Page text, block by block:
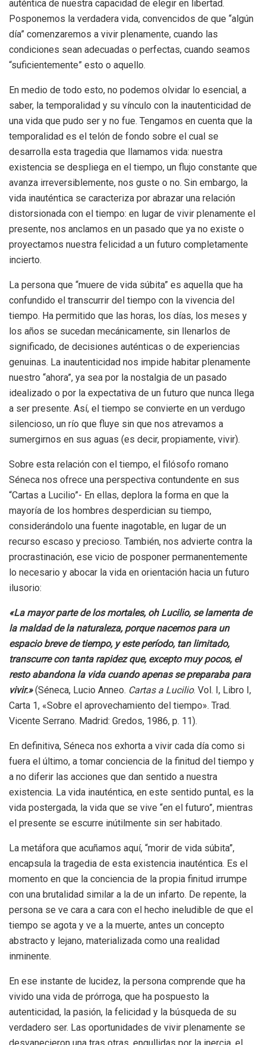
auténtica de nuestra capacidad de elegir en libertad.
Posponemos la verdadera vida, convencidos de que “algún
día” comenzaremos a vivir plenamente, cuando las
condiciones sean adecuadas o perfectas, cuando seamos
“suficientemente” esto o aquello.
En medio de todo esto, no podemos olvidar lo esencial, a
saber, la temporalidad y su vínculo con la inautenticidad de
una vida que pudo ser y no fue. Tengamos en cuenta que la
temporalidad es el telón de fondo sobre el cual se
desarrolla esta tragedia que llamamos vida: nuestra
existencia se despliega en el tiempo, un flujo constante que
avanza irreversiblemente, nos guste o no. Sin embargo, la
vida inauténtica se caracteriza por abrazar una relación
distorsionada con el tiempo: en lugar de vivir plenamente el
presente, nos anclamos en un pasado que ya no existe o
proyectamos nuestra felicidad a un futuro completamente
incierto.
La persona que “muere de vida súbita” es aquella que ha
confundido el transcurrir del tiempo con la vivencia del
tiempo. Ha permitido que las horas, los días, los meses y
los años se sucedan mecánicamente, sin llenarlos de
significado, de decisiones auténticas o de experiencias
genuinas. La inautenticidad nos impide habitar plenamente
nuestro “ahora”, ya sea por la nostalgia de un pasado
idealizado o por la expectativa de un futuro que nunca llega
a ser presente. Así, el tiempo se convierte en un verdugo
silencioso, un río que fluye sin que nos atrevamos a
sumergirnos en sus aguas (es decir, propiamente, vivir).
Sobre esta relación con el tiempo, el filósofo romano
Séneca nos ofrece una perspectiva contundente en sus
“Cartas a Lucilio”- En ellas, deplora la forma en que la
mayoría de los hombres desperdician su tiempo,
considerándolo una fuente inagotable, en lugar de un
recurso escaso y precioso. También, nos advierte contra la
procrastinación, ese vicio de posponer permanentemente
lo necesario y abocar la vida en orientación hacia un futuro
ilusorio:
«La mayor parte de los mortales, oh Lucilio, se lamenta de
la maldad de la naturaleza, porque nacemos para un
espacio breve de tiempo, y este período, tan limitado,
transcurre con tanta rapidez que, excepto muy pocos, el
resto abandona la vida cuando apenas se preparaba para
vivir.»(Séneca, Lucio Anneo. Cartas a Lucilio. Vol. I, Libro I,
Carta 1, «Sobre el aprovechamiento del tiempo». Trad.
Vicente Serrano. Madrid: Gredos, 1986, p. 11).
En definitiva, Séneca nos exhorta a vivir cada día como si
fuera el último, a tomar conciencia de la finitud del tiempo y
a no diferir las acciones que dan sentido a nuestra
existencia. La vida inauténtica, en este sentido puntal, es la
vida postergada, la vida que se vive “en el futuro”, mientras
el presente se escurre inútilmente sin ser habitado.
La metáfora que acuñamos aquí, “morir de vida súbita”,
encapsula la tragedia de esta existencia inauténtica. Es el
momento en que la conciencia de la propia finitud irrumpe
con una brutalidad similar a la de un infarto. De repente, la
persona se ve cara a cara con el hecho ineludible de que el
tiempo se agota y ve a la muerte, antes un concepto
abstracto y lejano, materializada como una realidad
inminente.
En ese instante de lucidez, la persona comprende que ha
vivido una vida de prórroga, que ha pospuesto la
autenticidad, la pasión, la felicidad y la búsqueda de su
verdadero ser. Las oportunidades de vivir plenamente se